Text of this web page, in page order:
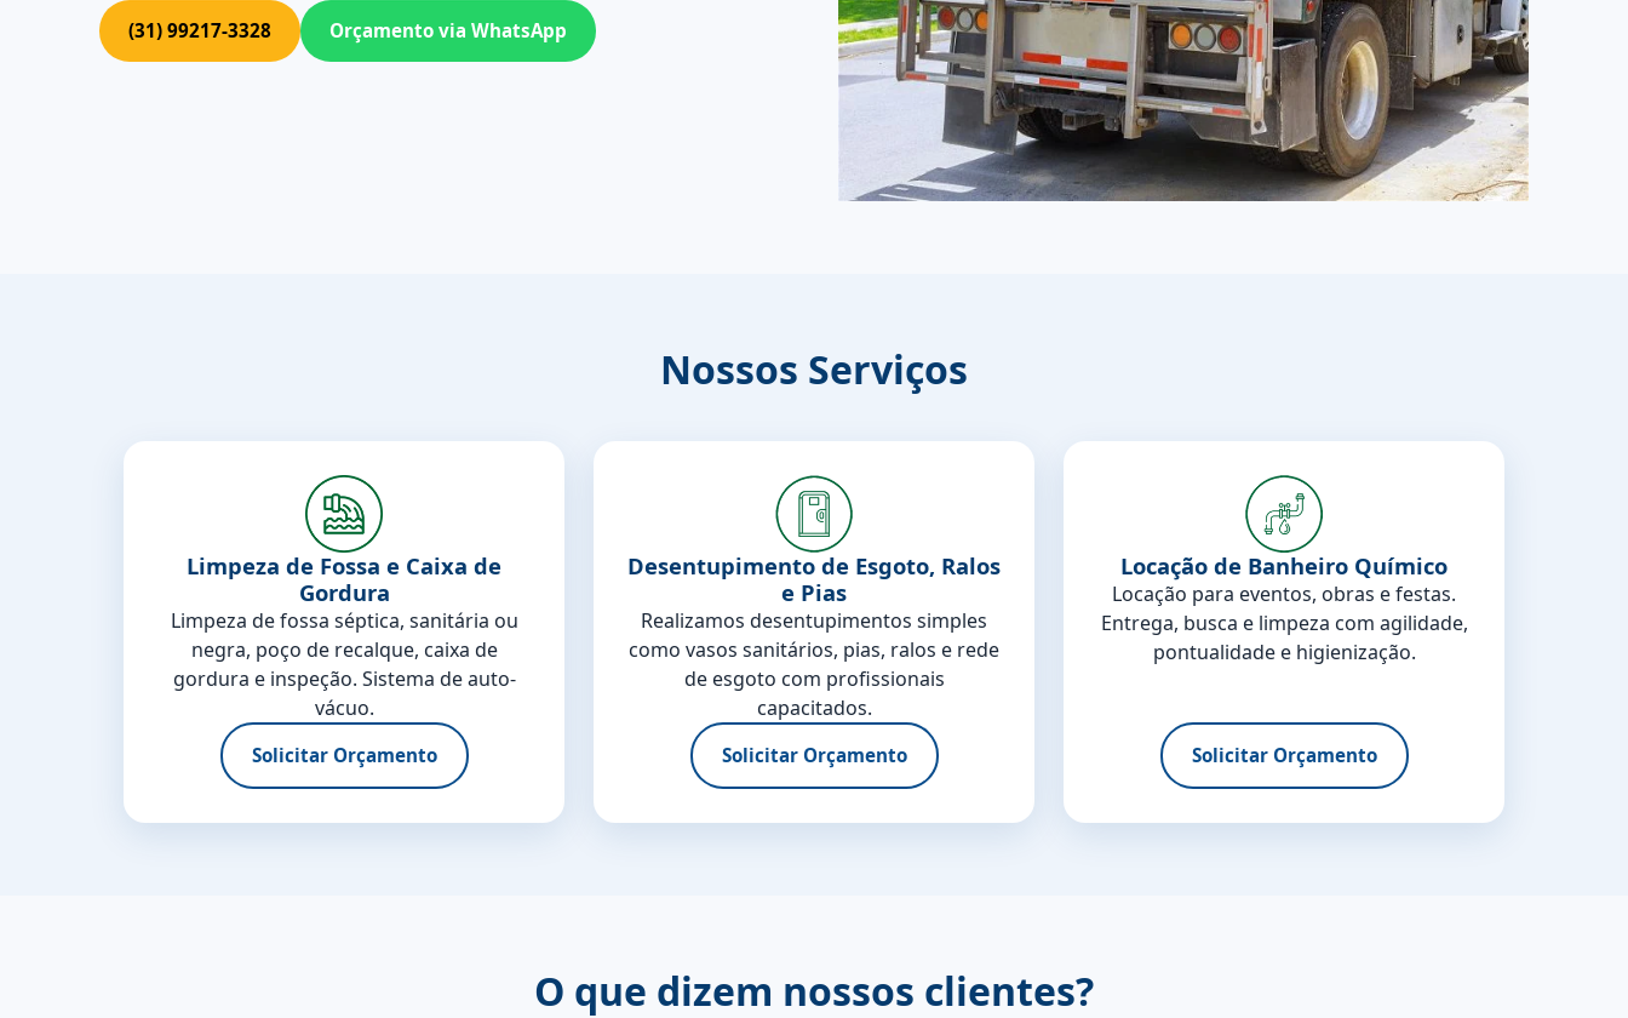
(31) 99217-3328 Orçamento via WhatsApp
Nossos Serviços
Limpeza de Fossa e Caixa de
Gordura
Limpeza de fossa séptica, sanitária ou
negra, poço de recalque, caixa de
gordura e inspeção. Sistema de auto-
vácuo.
Solicitar Orçamento
Desentupimento de Esgoto, Ralos
e Pias
Realizamos desentupimentos simples
como vasos sanitários, pias, ralos e rede
de esgoto com profissionais
capacitados.
Solicitar Orçamento
Locação de Banheiro Químico
Locação para eventos, obras e festas.
Entrega, busca e limpeza com agilidade,
pontualidade e higienização.
Solicitar Orçamento
O que dizem nossos clientes?